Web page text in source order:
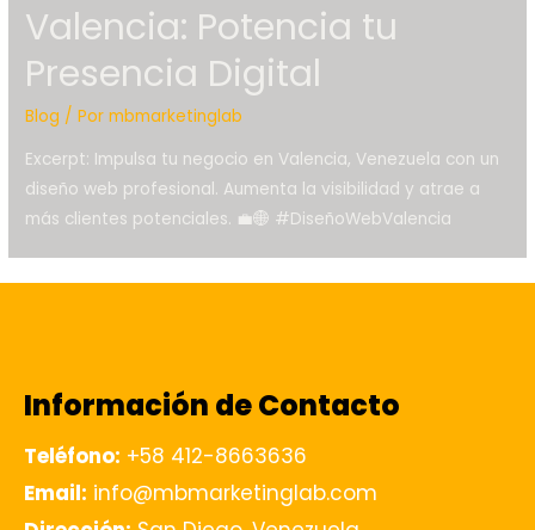
Valencia: Potencia tu
Presencia Digital
Blog / Pormbmarketinglab
Excerpt: Impulsa tu negocio en Valencia, Venezuela con un
diseño web profesional. Aumenta la visibilidad y atrae a
más clientes potenciales. 💼🌐 #DiseñoWebValencia
Información de Contacto
Teléfono: +58 412-8663636
Email: info@mbmarketinglab.com